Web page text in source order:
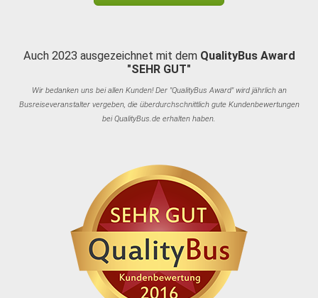
Auch 2023 ausgezeichnet mit dem QualityBus Award
"SEHR GUT"
Wir bedanken uns bei allen Kunden! Der "QualityBus Award" wird jährlich an
Busreiseveranstalter vergeben, die überdurchschnittlich gute Kundenbewertungen
bei QualityBus.de erhalten haben.